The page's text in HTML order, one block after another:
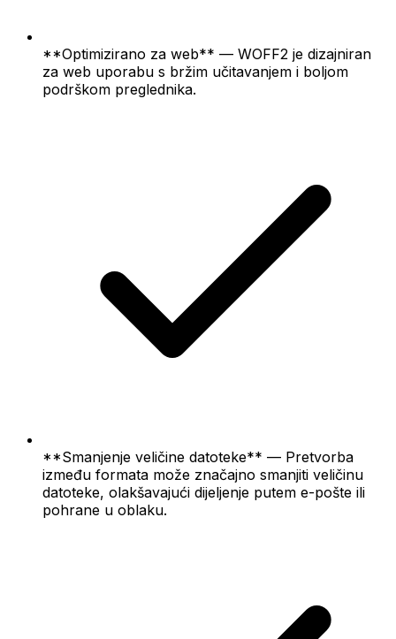
**Optimizirano za web** — WOFF2 je dizajniran
za web uporabu s bržim učitavanjem i boljom
podrškom preglednika.
**Smanjenje veličine datoteke** — Pretvorba
između formata može značajno smanjiti veličinu
datoteke, olakšavajući dijeljenje putem e-pošte ili
pohrane u oblaku.